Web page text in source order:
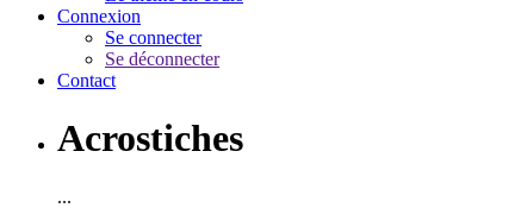
Connexion
Se connecter
Se déconnecter
Contact
Acrostiches
...